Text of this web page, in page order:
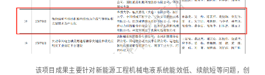
该项目成果主要针对新能源工程机械电液系统能效低、续航短等问题，创